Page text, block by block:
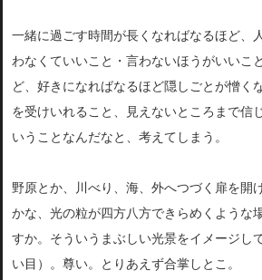
一緒に過ごす時間が長くなればなるほど、
わなくていいこと・言わないほうがいいこ
ど、好きになればなるほど隠しごとが憎く
を受けいれること、見えないところまで信
いうことなんだなと、考えてしまう。
野原とか、川べり、海、外へつづく扉を開
かな、光の粒が四方八方できらめくような
すか。そういうまぶしい光景をイメージし
い目）。尊い。とりあえず合掌しとこ。